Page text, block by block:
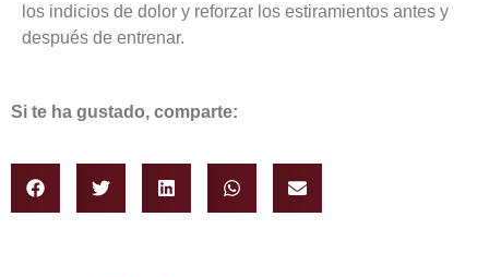
los indicios de dolor y reforzar los estiramientos antes y
después de entrenar.
Si te ha gustado, comparte: